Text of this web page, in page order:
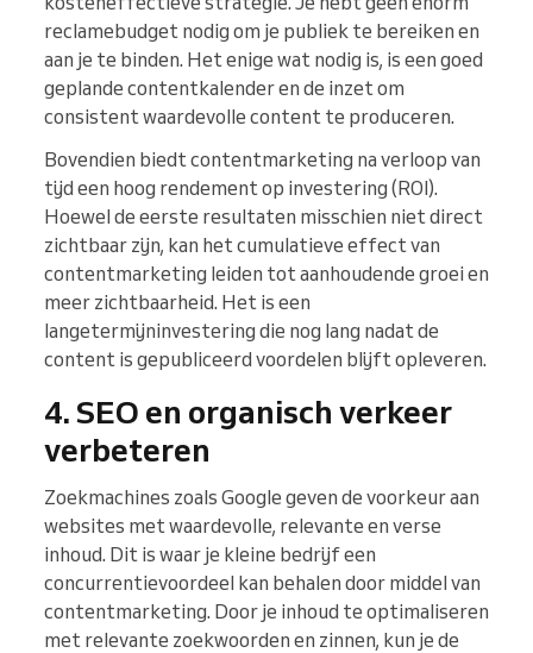
reclamebudget nodig om je publiek te bereiken en
aan je te binden. Het enige wat nodig is, is een goed
geplande contentkalender en de inzet om
consistent waardevolle content te produceren.
Bovendien biedt contentmarketing na verloop van
tijd een hoog rendement op investering (ROI).
Hoewel de eerste resultaten misschien niet direct
zichtbaar zijn, kan het cumulatieve effect van
contentmarketing leiden tot aanhoudende groei en
meer zichtbaarheid. Het is een
langetermijninvestering die nog lang nadat de
content is gepubliceerd voordelen blijft opleveren.
4. SEO en organisch verkeer
verbeteren
Zoekmachines zoals Google geven de voorkeur aan
websites met waardevolle, relevante en verse
inhoud. Dit is waar je kleine bedrijf een
concurrentievoordeel kan behalen door middel van
contentmarketing. Door je inhoud te optimaliseren
met relevante zoekwoorden en zinnen, kun je de